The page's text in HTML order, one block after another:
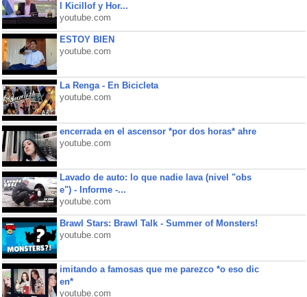
l Kicillof y Hor...
youtube.com
ESTOY BIEN
youtube.com
La Renga - En Bicicleta
youtube.com
encerrada en el ascensor *por dos horas* ahre
youtube.com
Lavado de auto: lo que nadie lava (nivel "obs
e") - Informe -...
youtube.com
Brawl Stars: Brawl Talk - Summer of Monsters!
youtube.com
imitando a famosas que me parezco *o eso dic
en*
youtube.com